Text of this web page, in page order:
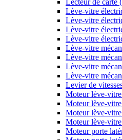
Lecteur de carte
Lève-vitre
Lève-vitre
Lève-vitre
Lève-vitre
Lève-vitre
Lève-vitre
Lève-vitre
Lève-vitre
Levier de
Moteur lève-
Moteur lève-
Moteur lève-
Moteur lève-
Moteur porte